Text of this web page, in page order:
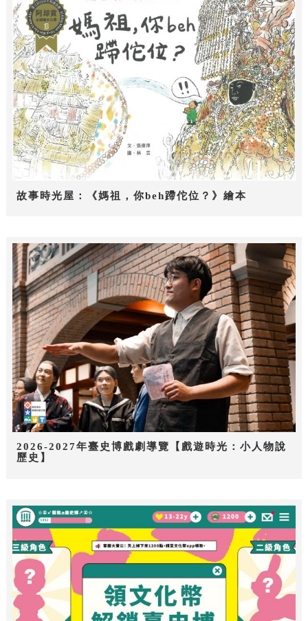
故事時光屋：《媽祖，你beh蹛佗位？》繪本
2026-2027年臺史博戲劇導覽【戲遊時光：小人物說
歷史】